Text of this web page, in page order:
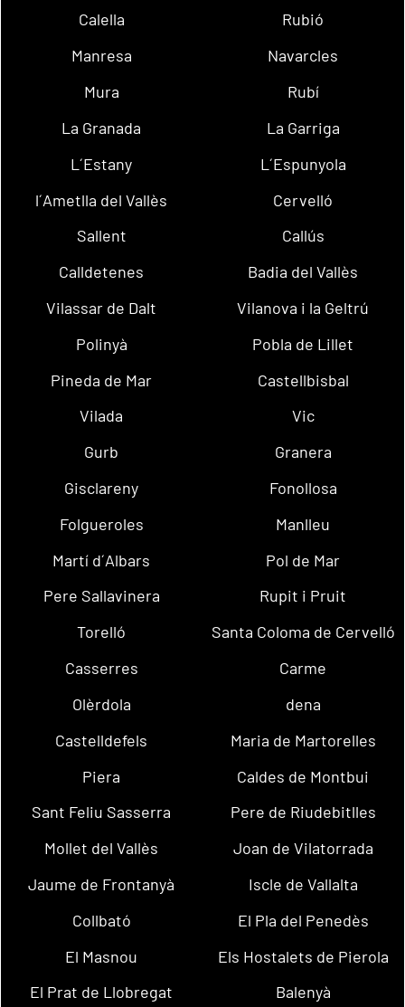
Calella
Rubió
Manresa
Navarcles
Mura
Rubí
La Granada
La Garriga
L´Estany
L´Espunyola
l´Ametlla del Vallès
Cervelló
Sallent
Callús
Calldetenes
Badia del Vallès
Vilassar de Dalt
Vilanova i la Geltrú
Polinyà
Pobla de Lillet
Pineda de Mar
Castellbisbal
Vilada
Vic
Gurb
Granera
Gisclareny
Fonollosa
Folgueroles
Manlleu
Martí d´Albars
Pol de Mar
Pere Sallavinera
Rupit i Pruit
Torelló
Santa Coloma de Cervelló
Casserres
Carme
Olèrdola
dena
Castelldefels
Maria de Martorelles
Piera
Caldes de Montbui
Sant Feliu Sasserra
Pere de Riudebitlles
Mollet del Vallès
Joan de Vilatorrada
Jaume de Frontanyà
Iscle de Vallalta
Collbató
El Pla del Penedès
El Masnou
Els Hostalets de Pierola
El Prat de Llobregat
Balenyà